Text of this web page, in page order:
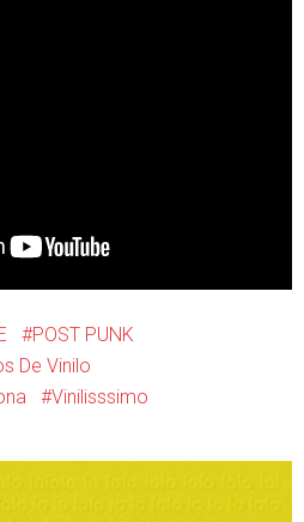
POST PUNK
De Vinilo
Vinilisssimo